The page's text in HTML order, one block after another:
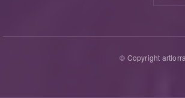
© Copyright